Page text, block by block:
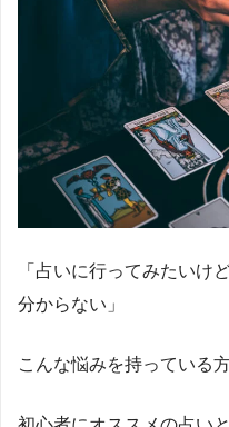
「占いに行ってみたいけ
分からない」
こんな悩みを持っている